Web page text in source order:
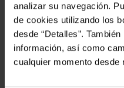
analizar su navegación.
de cookies utilizando los
desde “Detalles”.
información, así como
cualquier momento desde